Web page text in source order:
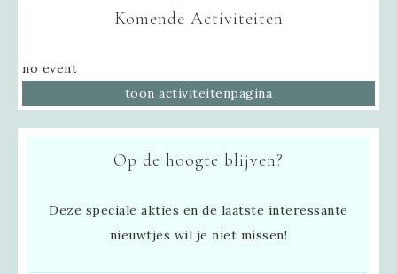
Komende Activiteiten
no event
toon activiteitenpagina
Op de hoogte blijven?
Deze speciale akties en de laatste interessante
nieuwtjes wil je niet missen!